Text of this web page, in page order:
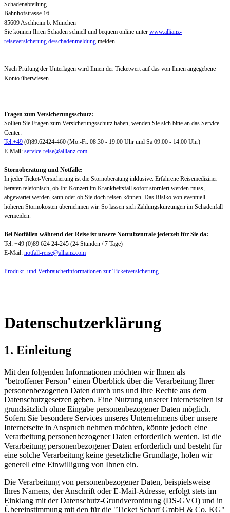
Schadenabteilung
Bahnhofstrasse 16
85609 Aschheim b. München
Sie können Ihren Schaden schnell und bequem online unter www.allianz-
reiseversicherung.de/schadenmeldung melden.
Nach Prüfung der Unterlagen wird Ihnen der Ticketwert auf das von Ihnen angegebene
Konto überwiesen.
Fragen zum Versicherungsschutz:
Sollten Sie Fragen zum Versicherungsschutz haben, wenden Sie sich bitte an das Service
Center:
Tel:+49 (0)89.62424-460 (Mo.-Fr. 08:30 - 19:00 Uhr und Sa 09:00 - 14:00 Uhr)
E-Mail: service-reise@allianz.com
Stornoberatung und Notfälle:
In jeder Ticket-Versicherung ist die Stornoberatung inklusive. Erfahrene Reisemediziner
beraten telefonisch, ob Ihr Konzert im Krankheitsfall sofort storniert werden muss,
abgewartet werden kann oder ob Sie doch reisen können. Das Risiko von eventuell
höheren Stornokosten übernehmen wir. So lassen sich Zahlungskürzungen im Schadenfall
vermeiden.
Bei Notfällen während der Reise ist unsere Notrufzentrale jederzeit für Sie da:
Tel: +49 (0)89 624 24-245 (24 Stunden / 7 Tage)
E-Mail: notfall-reise@allianz.com
Produkt- und Verbraucherinformationen zur Ticketversicherung
Datenschutzerklärung
1. Einleitung
Mit den folgenden Informationen möchten wir Ihnen als
"betroffener Person" einen Überblick über die Verarbeitung Ihrer
personenbezogenen Daten durch uns und Ihre Rechte aus dem
Datenschutzgesetzen geben. Eine Nutzung unserer Internetseiten ist
grundsätzlich ohne Eingabe personenbezogener Daten möglich.
Sofern Sie besondere Services unseres Unternehmens über unsere
Internetseite in Anspruch nehmen möchten, könnte jedoch eine
Verarbeitung personenbezogener Daten erforderlich werden. Ist die
Verarbeitung personenbezogener Daten erforderlich und besteht für
eine solche Verarbeitung keine gesetzliche Grundlage, holen wir
generell eine Einwilligung von Ihnen ein.
Die Verarbeitung von personenbezogener Daten, beispielsweise
Ihres Namens, der Anschrift oder E-Mail-Adresse, erfolgt stets im
Einklang mit der Datenschutz-Grundverordnung (DS-GVO) und in
Übereinstimmung mit den für die "Ticket Scharf GmbH & Co. KG"